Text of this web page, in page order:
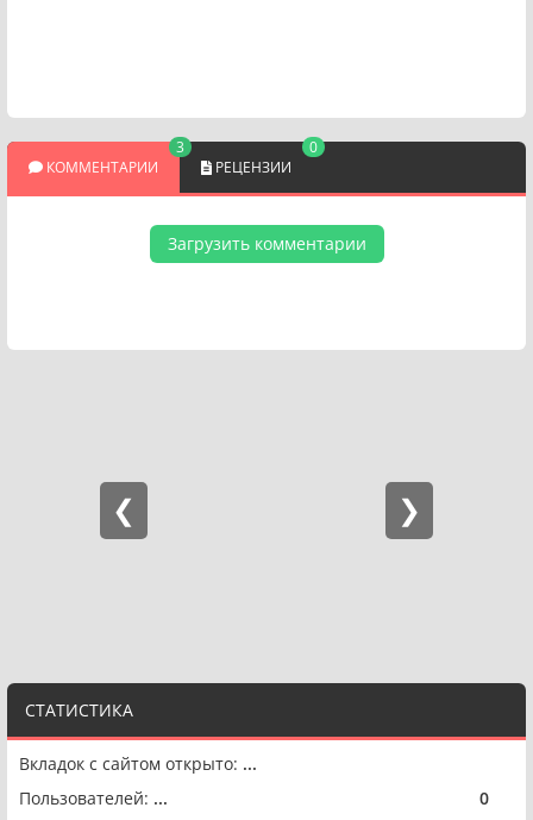
СТАТИСТИКА
Вкладок с сайтом открыто: ...
Пользователей: ... 0
КОММЕНТАРИИ
3
РЕЦЕНЗИИ
0
Загрузить комментарии